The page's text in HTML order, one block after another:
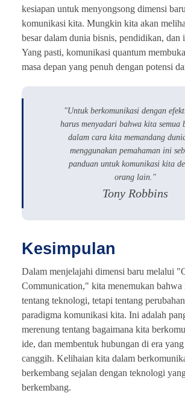
kesiapan untuk menyongsong dimensi
komunikasi kita. Mungkin kita akan
besar dalam dunia bisnis, pendidikan, dan
Yang pasti, komunikasi quantum
masa depan yang penuh dengan potensi
"Untuk berkomunikasi dengan
harus menyadari bahwa kita semua
dalam cara kita memandang
menggunakan pemahaman ini
panduan untuk komunikasi kita
orang lain."
Tony Robbins
Kesimpulan
Dalam menjelajahi dimensi baru melalui
Communication," kita menemukan bahwa
tentang teknologi, tetapi tentang
paradigma komunikasi kita. Ini adalah
merenung tentang bagaimana kita
ide, dan membentuk hubungan di era
canggih. Kelihaian kita dalam
berkembang sejalan dengan teknologi
berkembang.